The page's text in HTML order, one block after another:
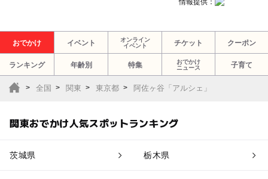
おでかけ イベント
オンライン
イベント
チケット クーポン
ランキング 年齢別 特集
おでかけ
ニュース
子育て
全国 関東 東京都 阿佐ヶ谷「アルシェ」
関東おでかけ人気スポットランキング
茨城県 栃木県